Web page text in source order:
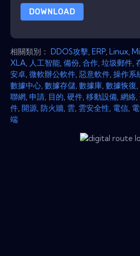
DOWNLOAD
相關類別： DDOS攻擊 ERP Linux
XLA 人工智能 備份 合作 垃圾郵件
安卓 微軟辦公軟件 惡意軟件 操作系
數據中心 數據存儲 數據庫 數據恢復
聯網 申請 目的 硬件 移動設備 網絡
件 開源 防火牆 雲 雲安全性 電信
端